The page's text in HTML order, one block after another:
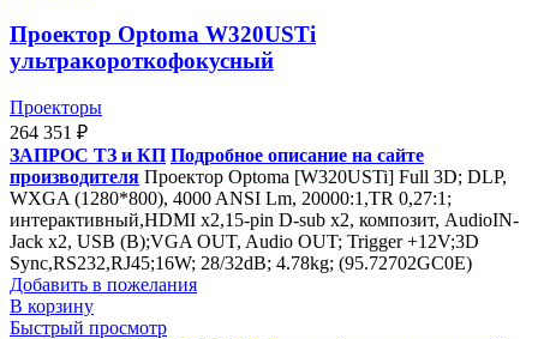
Проектор Optoma W320USTi
ультракороткофокусный
Проекторы
264 351 ₽
ЗАПРОС ТЗ и КП Подробное описание на сайте
производителя Проектор Optoma [W320USTi] Full 3D; DLP,
WXGA (1280*800), 4000 ANSI Lm, 20000:1,TR 0,27:1;
интерактивный,HDMI x2,15-pin D-sub x2, композит, AudioIN-
Jack x2, USB (B);VGA OUT, Audio OUT; Trigger +12V;3D
Sync,RS232,RJ45;16W; 28/32dB; 4.78kg; (95.72702GC0E)
Добавить в пожелания
В корзину
Быстрый просмотр